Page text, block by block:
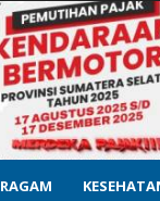
RAGAM